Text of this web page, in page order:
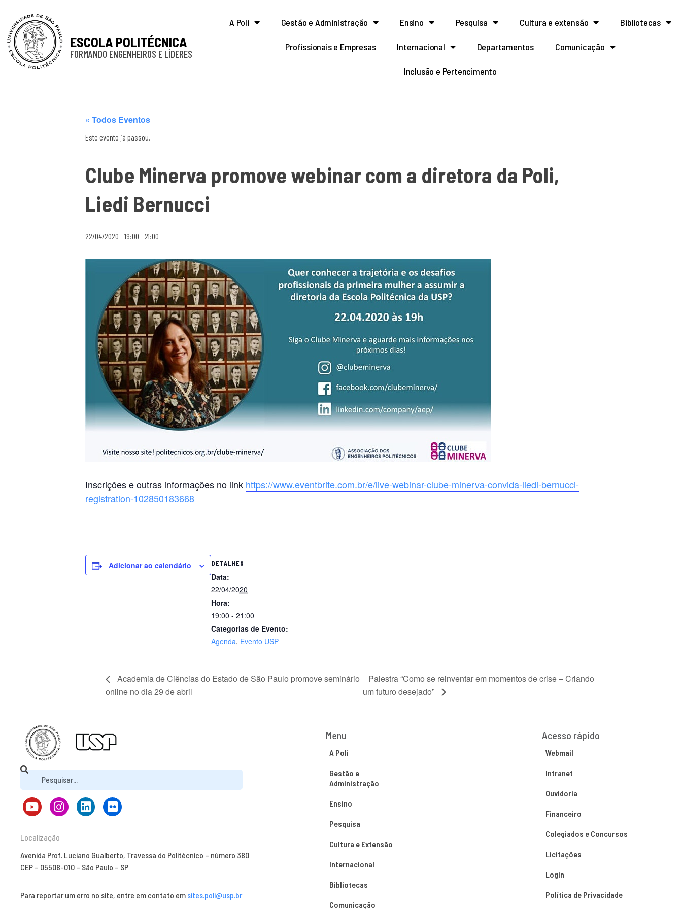
ESCOLA POLITÉCNICA
FORMANDO ENGENHEIROS E LÍDERES
A Poli Gestão e Administração Ensino Pesquisa Cultura e extensão Bibliotecas
Profissionais e Empresas Internacional Departamentos Comunicação
Inclusão e Pertencimento
« Todos Eventos
Este evento já passou.
Clube Minerva promove webinar com a diretora da Poli,
Liedi Bernucci
22/04/2020 - 19:00 - 21:00
Inscrições e outras informações no link https://www.eventbrite.com.br/e/live-webinar-clube-minerva-convida-liedi-bernucci-
registration-102850183668
Adicionar ao calendário DETALHES
Data:
22/04/2020
Hora:
19:00 - 21:00
Categorias de Evento:
Agenda, Evento USP
Academia de Ciências do Estado de São Paulo promove seminário
online no dia 29 de abril
Palestra “Como se reinventar em momentos de crise – Criando
um futuro desejado”
Localização
Avenida Prof. Luciano Gualberto, Travessa do Politécnico – número 380
CEP – 05508-010 – São Paulo – SP
Para reportar um erro no site, entre em contato em sites.poli@usp.br
Menu
A Poli
Gestão e
Administração
Ensino
Pesquisa
Cultura e Extensão
Internacional
Bibliotecas
Comunicação
Acesso rápido
Webmail
Intranet
Ouvidoria
Financeiro
Colegiados e Concursos
Licitações
Login
Política de Privacidade